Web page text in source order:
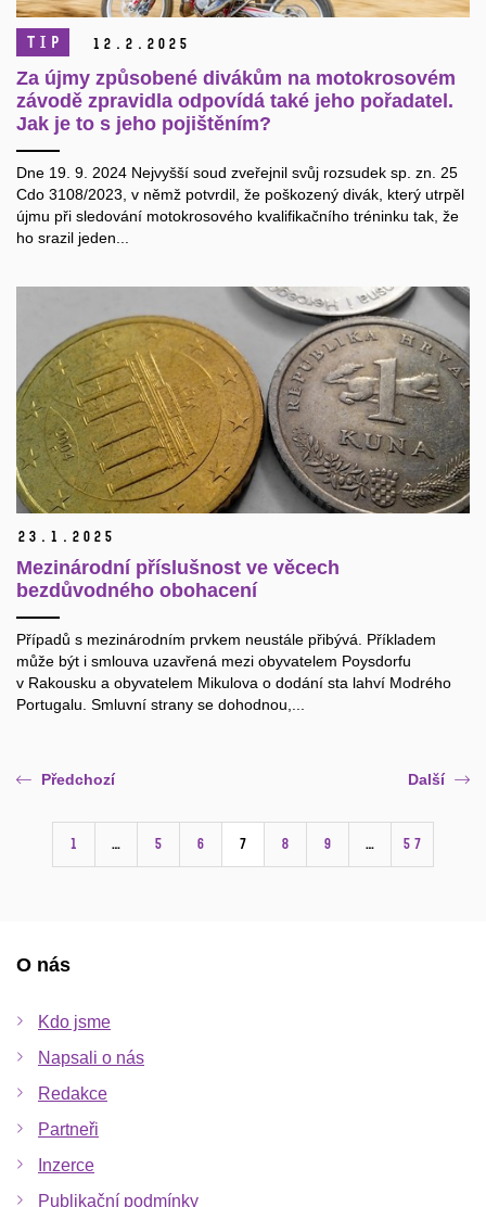
TIP 12. 2. 2025
Za újmy způsobené divákům na motokrosovém
závodě zpravidla odpovídá také jeho pořadatel.
Jak je to s jeho pojištěním?
Dne 19. 9. 2024 Nejvyšší soud zveřejnil svůj rozsudek sp. zn. 25
Cdo 3108/2023, v němž potvrdil, že poškozený divák, který utrpěl
újmu při sledování motokrosového kvalifikačního tréninku tak, že
ho srazil jeden...
23. 1. 2025
Mezinárodní příslušnost ve věcech
bezdůvodného obohacení
Případů s mezinárodním prvkem neustále přibývá. Příkladem
může být i smlouva uzavřená mezi obyvatelem Poysdorfu
v Rakousku a obyvatelem Mikulova o dodání sta lahví Modrého
Portugalu. Smluvní strany se dohodnou,...
Předchozí
1 … 5 6 7 8 9 … 57
Další
O nás
Kdo jsme
Napsali o nás
Redakce
Partneři
Inzerce
Publikační podmínky